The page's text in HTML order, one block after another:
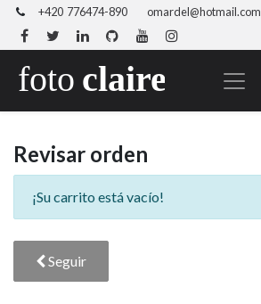
+420 776474-890 omardel@hotmail.com
Revisar orden
¡Su carrito está vacío!
Seguir